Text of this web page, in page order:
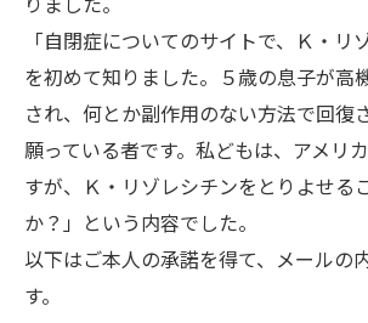
「自閉症についてのサイトで、Ｋ・リ
を初めて知りました。５歳の息子が高
され、何とか副作用のない方法で回復
願っている者です。私どもは、アメリ
すが、Ｋ・リゾレシチンをとりよせる
か？」という内容でした。
以下はご本人の承諾を得て、メールの
す。